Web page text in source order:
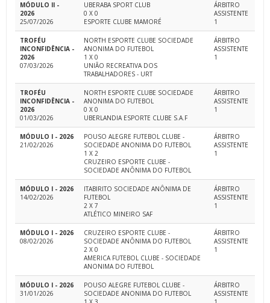
MÓDULO II -
2026
25/07/2026
UBERABA SPORT CLUB
0 X 0
ESPORTE CLUBE MAMORÉ
ÁRBITRO
ASSISTENTE
1
TROFÉU
INCONFIDÊNCIA -
2026
07/03/2026
NORTH ESPORTE CLUBE SOCIEDADE
ANONIMA DO FUTEBOL
1 X 0
UNIÃO RECREATIVA DOS
TRABALHADORES - URT
ÁRBITRO
ASSISTENTE
1
TROFÉU
INCONFIDÊNCIA -
2026
01/03/2026
NORTH ESPORTE CLUBE SOCIEDADE
ANONIMA DO FUTEBOL
0 X 0
UBERLANDIA ESPORTE CLUBE S.A.F
ÁRBITRO
ASSISTENTE
1
MÓDULO I - 2026
21/02/2026
POUSO ALEGRE FUTEBOL CLUBE -
SOCIEDADE ANONIMA DO FUTEBOL
1 X 2
CRUZEIRO ESPORTE CLUBE -
SOCIEDADE ANÔNIMA DO FUTEBOL
ÁRBITRO
ASSISTENTE
1
MÓDULO I - 2026
14/02/2026
ITABIRITO SOCIEDADE ANÔNIMA DE
FUTEBOL
2 X 7
ATLÉTICO MINEIRO SAF
ÁRBITRO
ASSISTENTE
1
MÓDULO I - 2026
08/02/2026
CRUZEIRO ESPORTE CLUBE -
SOCIEDADE ANÔNIMA DO FUTEBOL
2 X 0
AMERICA FUTEBOL CLUBE - SOCIEDADE
ANONIMA DO FUTEBOL
ÁRBITRO
ASSISTENTE
1
MÓDULO I - 2026
31/01/2026
POUSO ALEGRE FUTEBOL CLUBE -
SOCIEDADE ANONIMA DO FUTEBOL
ÁRBITRO
ASSISTENTE